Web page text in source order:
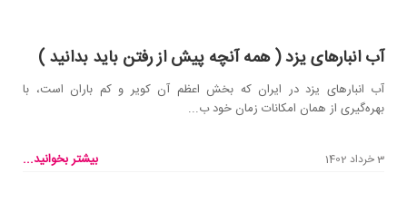
آب انبارهای یزد ( همه آنچه پیش از رفتن باید بدانید )
آب انبارهای یزد در ایران که بخش اعظم آن کویر و کم باران است، با
بهره‌گیری از همان امکانات زمان خود ب...
3 خرداد 1402 بیشتر بخوانید...